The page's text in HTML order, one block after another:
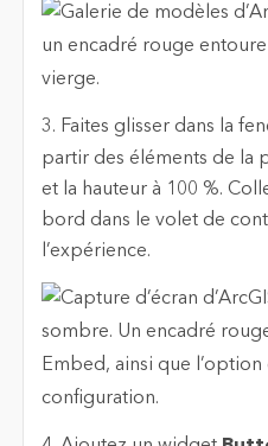
3. Faites glisser dans la
partir des éléments de la
et la hauteur à 100 %.
bord dans le volet de
l’expérience.